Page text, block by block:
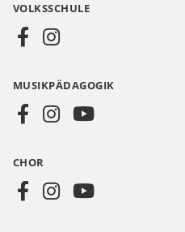
AT
VOLKSSCHULE
MUSIKPÄDAGOGIK
CHOR